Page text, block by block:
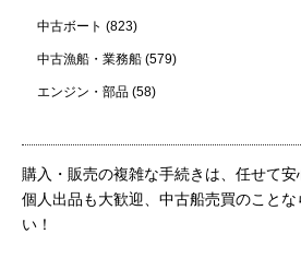
中古ボート (823)
中古漁船・業務船 (579)
エンジン・部品 (58)
購入・販売の複雑な手続きは、任せて安
個人出品も大歓迎、中古船売買のことな
い！